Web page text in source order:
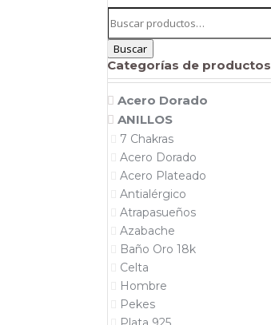
por:
Buscar
Categorías de productos
Acero Dorado
ANILLOS
7 Chakras
Acero Dorado
Acero Plateado
Antialérgico
Atrapasueños
Azabache
Baño Oro 18k
Celta
Hombre
Pekes